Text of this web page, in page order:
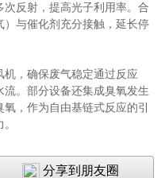
反射，提高光子利用率。合
与催化剂充分接触，延长停
，确保废气稳定通过反应
流。部分设备还集成臭氧发生
，作为自由基链式反应的引
分享到朋友圈